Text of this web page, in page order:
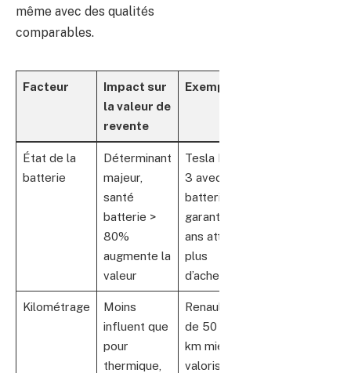
même avec des qualités
comparables.
Facteur
Impact sur
la valeur de
revente
Exemple
État de la
batterie
Déterminant
majeur,
santé
batterie >
80%
augmente la
valeur
Tesla Model
3 avec
batterie
garantie 8
ans attire
plus
d’acheteurs
Kilométrage
Moins
influent que
pour
thermique,
Renault Zoe
de 50 000
km mieux
valorisée